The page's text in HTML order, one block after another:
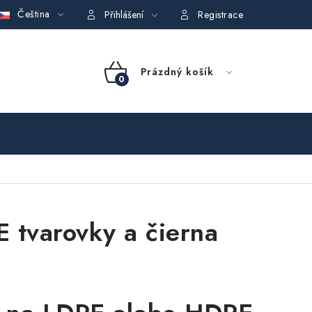
Obchodní podmínky půjčovny nářadí Moje objednávka
Čeština Přihlášení Registrace
NÁKUPNÍ
Prázdný košík
tvarovky a čierna